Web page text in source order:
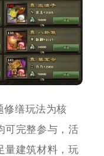
修缮玩法为核
可完整参与，活
量建筑材料，玩